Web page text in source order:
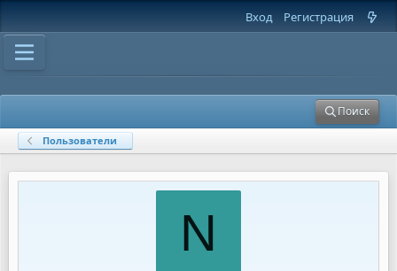
Вход Регистрация
Поиск
Пользователи
N